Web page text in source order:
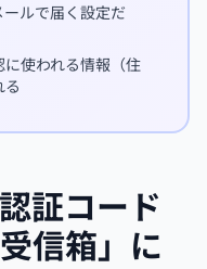
ルで届く設定だ
使われる情報（住
証コード
信箱」に